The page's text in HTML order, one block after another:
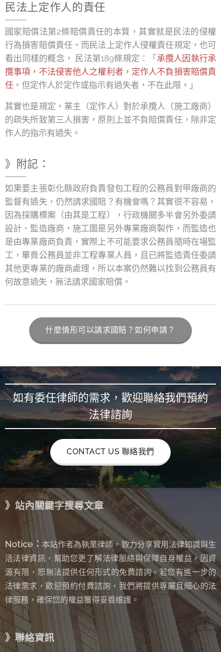
民法上定作人的責任
國家賠償法第2條賠償責任的本質，其實就是民法的侵權
行為損害賠償責任。而民法上定作人侵權責任規定，也可
看出同樣的概念， 民法第189條規定：「 承攬人因執行承
攬事項，不法侵害他人之權利者，定作人不負損害賠償責
任 。但定作人於定作或指示有過失者，不在此限。」
其實也是規定，業主（定作人）對於承攬人（施工廠商）
的疏失所致第三人損害，原則上並不負賠償責任，除非定
作人的指示有過失。
》附記：
如果要主張彰化縣政府負責發包工程的公務員對甲廠商的
監督有過失，仍然請求國賠？有機會嗎？其實很不容易，
因為採購標案（由其是工程），行政機關多半會另外委請
設計、監造廠商，施工圖是另外專業廠商製作，而監造也
是由專業廠商負責，實際上不可能要求公務員隨時在場監
工，畢竟公務員並非工程專業人員，且已將監造責任委請
其他更專業的廠商處理，所以本案仍然難以找到公務員有
何故意過失，無法請求國家賠償。
什麼情形可以請求國賠？如何申請？
如有委任律師的需求，歡迎聯絡我們預約
法律諮詢
CONTACT US 聯絡我們
》站內關鍵字搜尋文章
Notice： 本站作者為執業律師，致力分享實用法律知識與生
活法律資訊，幫助您更了解法律脈絡與保障自身權益，因資
源有限，恕無法提供任何形式的免費諮詢， 若您有進一步的
法律需求，歡迎預約付費諮詢，我們將提供專屬且細心的法
律服務，確保您的權益獲得妥善維護。
》聯絡資訊